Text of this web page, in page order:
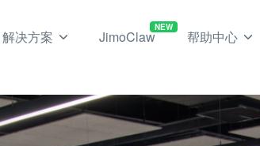
解决方案 JimoClaw
NEW
帮助中心